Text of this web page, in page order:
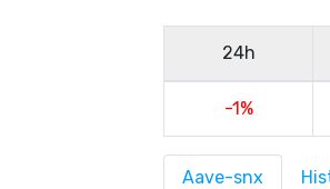
24h
-1%
Aave-snx